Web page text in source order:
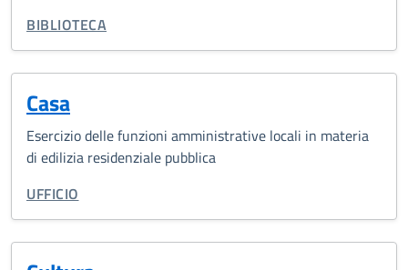
CATEGORIA CORRELATA:
BIBLIOTECA
Casa
Esercizio delle funzioni amministrative locali in materia
di edilizia residenziale pubblica
CATEGORIA CORRELATA:
UFFICIO